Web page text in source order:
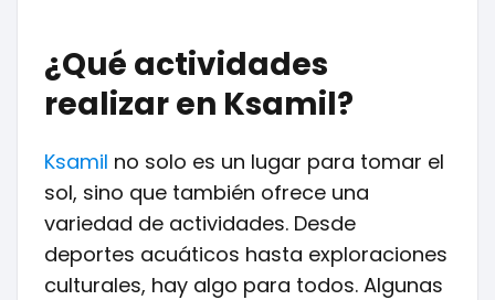
¿Qué actividades
realizar en Ksamil?
Ksamil no solo es un lugar para tomar el
sol, sino que también ofrece una
variedad de actividades. Desde
deportes acuáticos hasta exploraciones
culturales, hay algo para todos. Algunas